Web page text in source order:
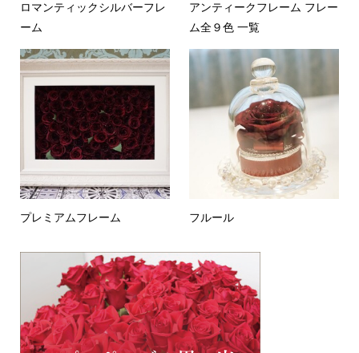
ロマンティックシルバーフレ
ーム
アンティークフレーム フレー
ム全９色 一覧
プレミアムフレーム フルール